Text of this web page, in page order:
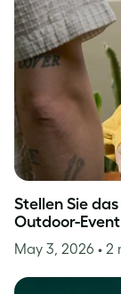
Stellen Sie
Outdoor-
May 3, 2026 • 2